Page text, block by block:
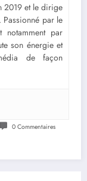
2019 et le dirige
Passionné par le
notamment par
son énergie et
de façon
0 Commentaires